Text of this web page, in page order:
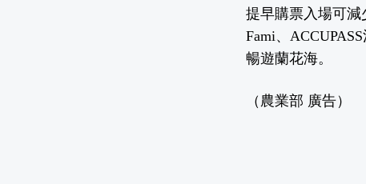
提早購票入場可減
Fami、
暢遊蘭花海。
（農業部 廣告）